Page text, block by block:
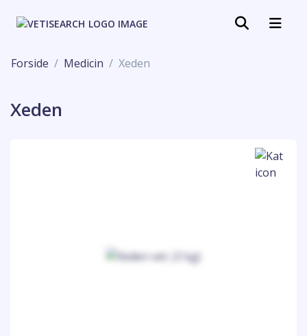
Forside Medicin Xeden
Xeden